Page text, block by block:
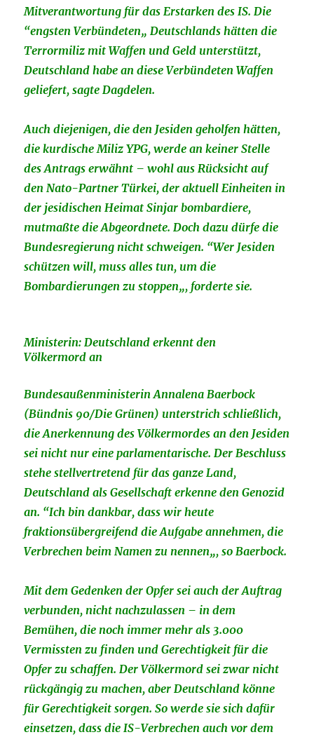
Mitverantwortung für das Erstarken des IS. Die
“engsten Verbündeten„ Deutschlands hätten die
Terrormiliz mit Waffen und Geld unterstützt,
Deutschland habe an diese Verbündeten Waffen
geliefert, sagte Dagdelen.
Auch diejenigen, die den Jesiden geholfen hätten,
die kurdische Miliz YPG, werde an keiner Stelle
des Antrags erwähnt – wohl aus Rücksicht auf
den Nato-Partner Türkei, der aktuell Einheiten in
der jesidischen Heimat Sinjar bombardiere,
mutmaßte die Abgeordnete. Doch dazu dürfe die
Bundesregierung nicht schweigen. “Wer Jesiden
schützen will, muss alles tun, um die
Bombardierungen zu stoppen„, forderte sie.
Ministerin: Deutschland erkennt den
Völkermord an
Bundesaußenministerin Annalena Baerbock
(Bündnis 90/Die Grünen) unterstrich schließlich,
die Anerkennung des Völkermordes an den Jesiden
sei nicht nur eine parlamentarische. Der Beschluss
stehe stellvertretend für das ganze Land,
Deutschland als Gesellschaft erkenne den Genozid
an. “Ich bin dankbar, dass wir heute
fraktionsübergreifend die Aufgabe annehmen, die
Verbrechen beim Namen zu nennen„, so Baerbock.
Mit dem Gedenken der Opfer sei auch der Auftrag
verbunden, nicht nachzulassen – in dem
Bemühen, die noch immer mehr als 3.000
Vermissten zu finden und Gerechtigkeit für die
Opfer zu schaffen. Der Völkermord sei zwar nicht
rückgängig zu machen, aber Deutschland könne
für Gerechtigkeit sorgen. So werde sie sich dafür
einsetzen, dass die IS-Verbrechen auch vor dem